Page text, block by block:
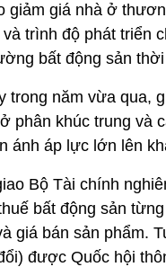
giảm giá nhà ở
trình độ phát
bất động sản
trong năm vừa qua,
phân khúc trung và
ánh áp lực lớn lên
Bộ Tài chính
bất động sản
giá bán sản phẩm.
được Quốc hội